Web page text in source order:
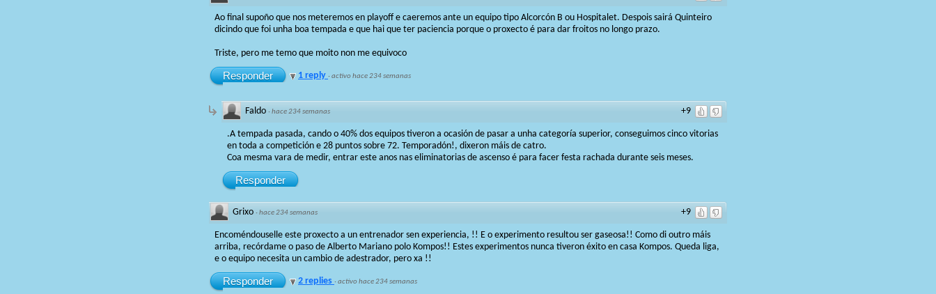
Ao final supoño que nos meteremos en playoff e caeremos ante un equipo tipo Alcorcón B ou Hospitalet. Despois sairá Quinteiro
dicindo que foi unha boa tempada e que hai que ter paciencia porque o proxecto é para dar froitos no longo prazo.
Triste, pero me temo que moito non me equivoco
Responder 1 reply ·activo hace 234 semanas
+9
Faldo ·hace 234 semanas
.A tempada pasada, cando o 40% dos equipos tiveron a ocasión de pasar a unha categoría superior, conseguimos cinco vitorias
en toda a competición e 28 puntos sobre 72. Temporadón!, dixeron máis de catro.
Coa mesma vara de medir, entrar este anos nas eliminatorias de ascenso é para facer festa rachada durante seis meses.
Responder
+9
Grixo ·hace 234 semanas
Encoméndouselle este proxecto a un entrenador sen experiencia, !! E o experimento resultou ser gaseosa!! Como di outro máis
arriba, recórdame o paso de Alberto Mariano polo Kompos!! Estes experimentos nunca tiveron éxito en casa Kompos. Queda liga,
e o equipo necesita un cambio de adestrador, pero xa !!
Responder 2 replies ·activo hace 234 semanas